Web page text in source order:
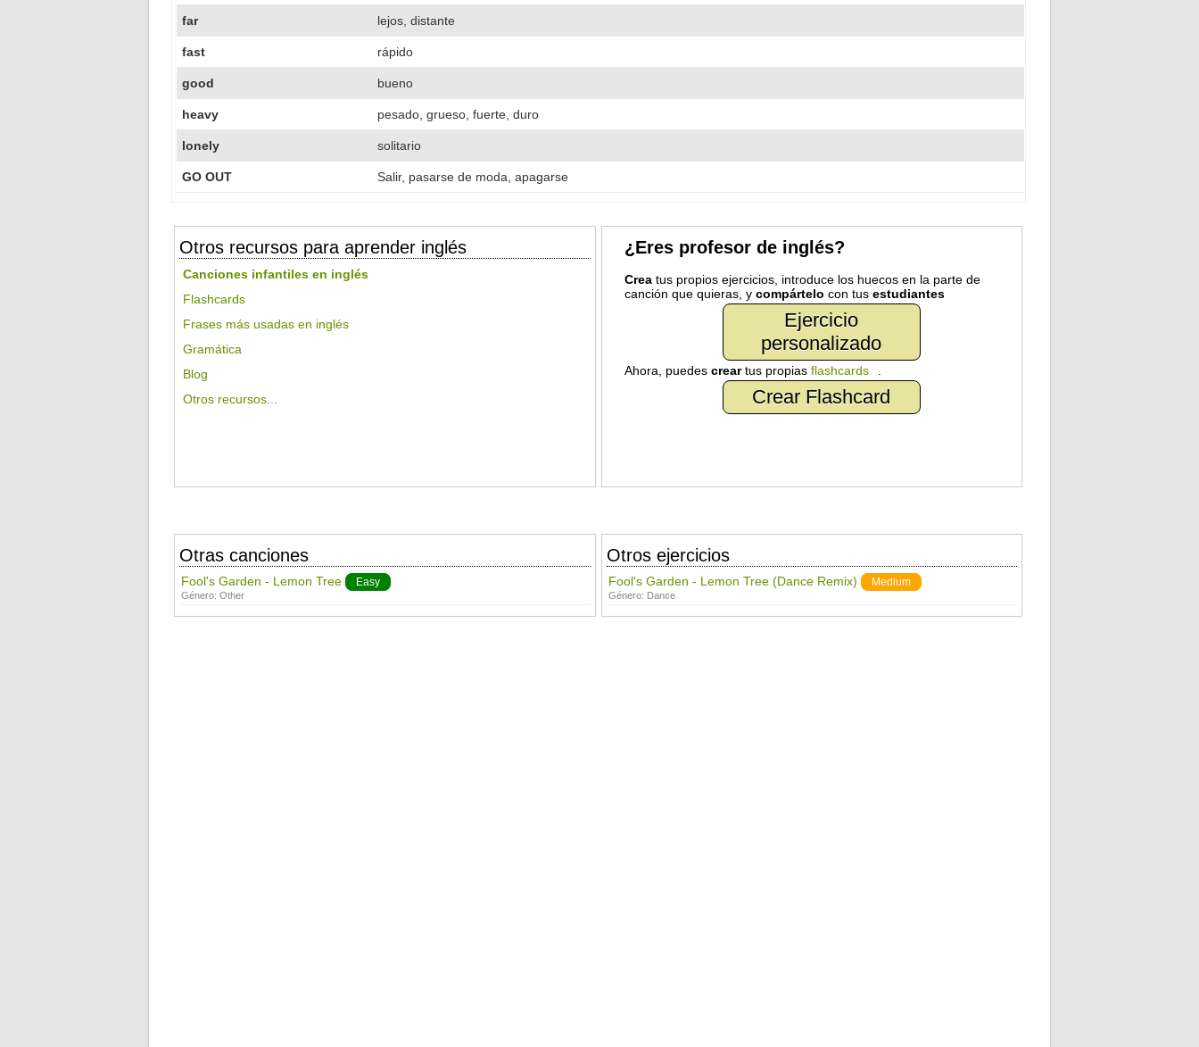
far lejos, distante
fast rápido
good bueno
heavy pesado, grueso, fuerte, duro
lonely solitario
GO OUT Salir, pasarse de moda, apagarse
Otros recursos para aprender inglés
Canciones infantiles en inglés
Flashcards
Frases más usadas en inglés
Gramática
Blog
Otros recursos...
¿Eres profesor de inglés?
Creatus propios ejercicios, introduce los huecos en la parte de
canción que quieras, y compártelo con tus estudiantes
Ejercicio
personalizado
Ahora, puedes creartus propias flashcards
Crear Flashcard
Otras canciones
Fool's Garden - Lemon Tree Easy
Género: Other
Otros ejercicios
Fool's Garden - Lemon Tree (Dance Remix) Medium
Género: Dance